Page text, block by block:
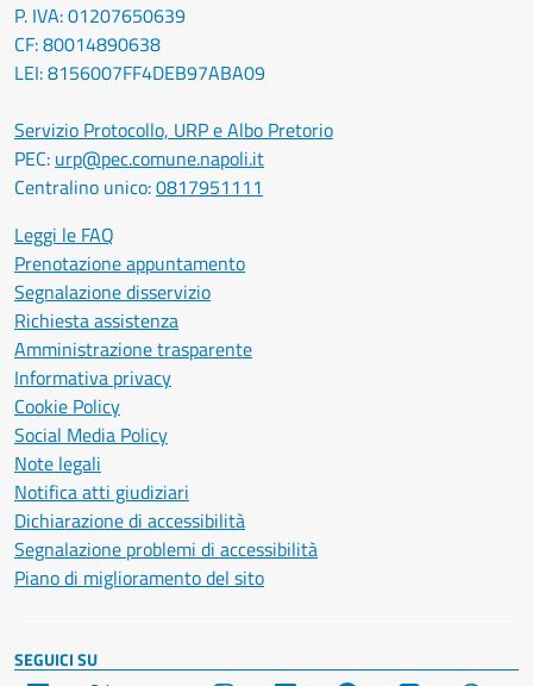
P. IVA: 01207650639
CF: 80014890638
LEI: 8156007FF4DEB97ABA09
Servizio Protocollo, URP e Albo Pretorio
PEC: urp@pec.comune.napoli.it
Centralino unico:0817951111
Leggi le FAQ
Prenotazione appuntamento
Segnalazione disservizio
Richiesta assistenza
Amministrazione trasparente
Informativa privacy
Cookie Policy
Social Media Policy
Note legali
Notifica atti giudiziari
Dichiarazione di accessibilità
Segnalazione problemi di accessibilità
Piano di miglioramento del sito
SEGUICI SU